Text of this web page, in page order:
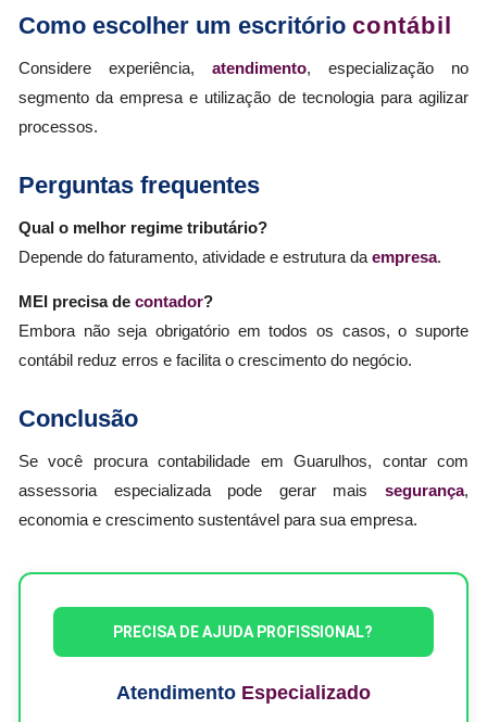
Como escolher um escritório contábil
Considere experiência, atendimento, especialização no
segmento da empresa e utilização de tecnologia para agilizar
processos.
Perguntas frequentes
Qual o melhor regime tributário?
Depende do faturamento, atividade e estrutura da empresa.
MEI precisa de contador?
Embora não seja obrigatório em todos os casos, o suporte
contábil reduz erros e facilita o crescimento do negócio.
Conclusão
Se você procura contabilidade em Guarulhos, contar com
assessoria especializada pode gerar maissegurança,
economia e crescimento sustentável para sua empresa.
PRECISA DE AJUDA PROFISSIONAL?
Atendimento Especializado